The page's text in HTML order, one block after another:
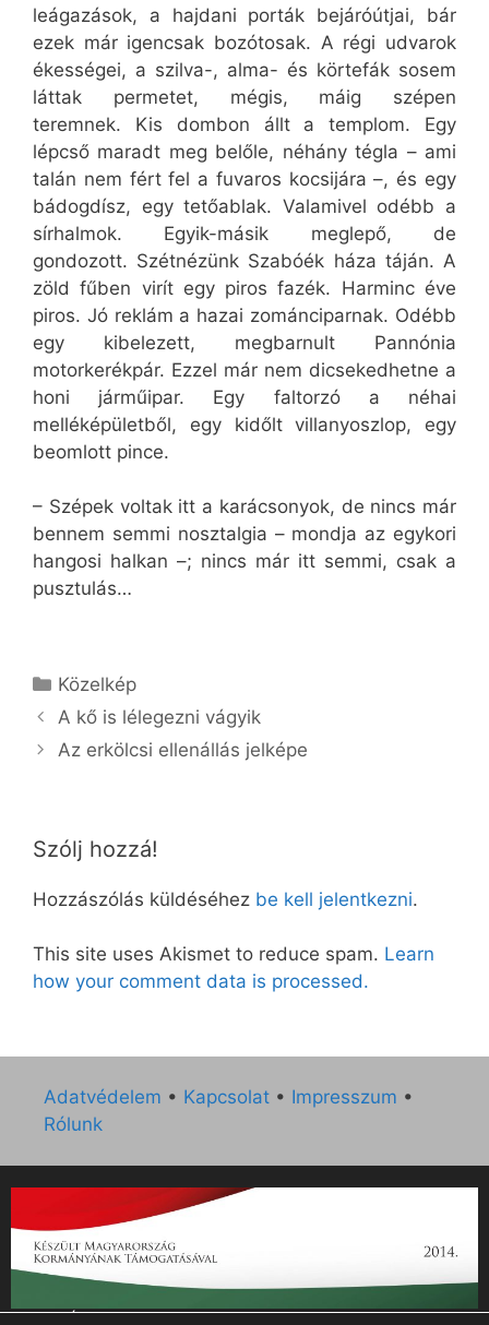
leágazások, a hajdani porták bejáróútjai, bár
ezek már igencsak bozótosak. A régi udvarok
ékességei, a szilva-, alma- és körtefák sosem
láttak permetet, mégis, máig szépen
teremnek. Kis dombon állt a templom. Egy
lépcső maradt meg belőle, néhány tégla – ami
talán nem fért fel a fuvaros kocsijára –, és egy
bádogdísz, egy tetőablak. Valamivel odébb a
sírhalmok. Egyik-másik meglepő, de
gondozott. Szétnézünk Szabóék háza táján. A
zöld fűben virít egy piros fazék. Harminc éve
piros. Jó reklám a hazai zománciparnak. Odébb
egy kibelezett, megbarnult Pannónia
motorkerékpár. Ezzel már nem dicsekedhetne a
honi járműipar. Egy faltorzó a néhai
melléképületből, egy kidőlt villanyoszlop, egy
beomlott pince.
– Szépek voltak itt a karácsonyok, de nincs már
bennem semmi nosztalgia – mondja az egykori
hangosi halkan –; nincs már itt semmi, csak a
pusztulás…
Kategória
Közelkép
A kő is lélegezni vágyik
Az erkölcsi ellenállás jelképe
Szólj hozzá!
Hozzászólás küldéséhez be kell jelentkezni.
This site uses Akismet to reduce spam. Learn
how your comment data is processed.
Adatvédelem • Kapcsolat • Impresszum •
Rólunk
„Az Új Ember katolikus hetilap 2014. évi működésének